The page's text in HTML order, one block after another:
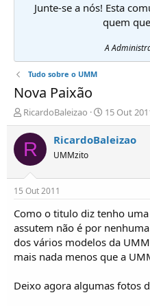
Junte-se a nós! Esta
quem
A
Tudo sobre o UMM
Nova Paixão
I
n
i
i
d
o
r
e
T
ó
i
RicardoBaleizao
D
a
t
í
i
o
15 Out
R RicardoBaleizao
UMMzito
15 Out 2011
Como o titulo diz tenho
assutem não é por
dos vários modelos da
mais nada menos que a
Deixo agora algumas fotos